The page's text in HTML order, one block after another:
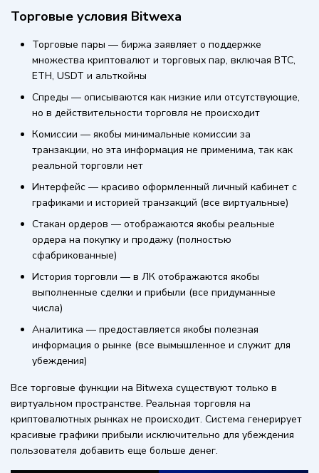
Торговые условия Bitwexa
Торговые пары — биржа заявляет о поддержке
множества криптовалют и торговых пар, включая BTC,
ETH, USDT и альткойны
Спреды — описываются как низкие или отсутствующие,
но в действительности торговля не происходит
Комиссии — якобы минимальные комиссии за
транзакции, но эта информация не применима, так как
реальной торговли нет
Интерфейс — красиво оформленный личный кабинет с
графиками и историей транзакций (все виртуальные)
Стакан ордеров — отображаются якобы реальные
ордера на покупку и продажу (полностью
сфабрикованные)
История торговли — в ЛК отображаются якобы
выполненные сделки и прибыли (все придуманные
числа)
Аналитика — предоставляется якобы полезная
информация о рынке (все вымышленное и служит для
убеждения)
Все торговые функции на Bitwexa существуют только в
виртуальном пространстве. Реальная торговля на
криптовалютных рынках не происходит. Система генерирует
красивые графики прибыли исключительно для убеждения
пользователя добавить еще больше денег.